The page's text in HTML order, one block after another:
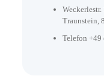
Weckerlestr.
Traunstein,
Telefon +49